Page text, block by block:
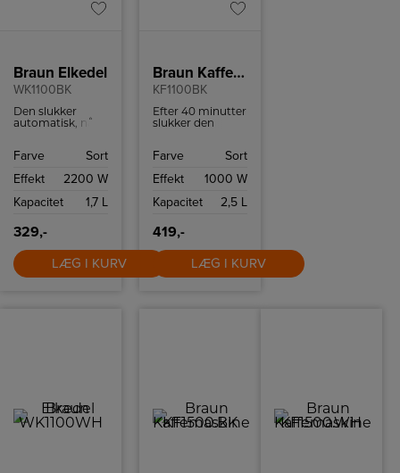
Braun Elkedel
WK1100BK
Den slukker
automatisk, når
ønskede niveau,
er tom, eller hvis
foden.
Farve
Sort
Effekt
2200 W
Kapacitet
1,7 L
329,-
LÆG I KURV
Braun Kaffemaskine
KF1100BK
Efter 40 minutter
slukker den
sikkerhed og
Farve
Sort
Effekt
1000 W
Kapacitet
2,5 L
419,-
LÆG I KURV